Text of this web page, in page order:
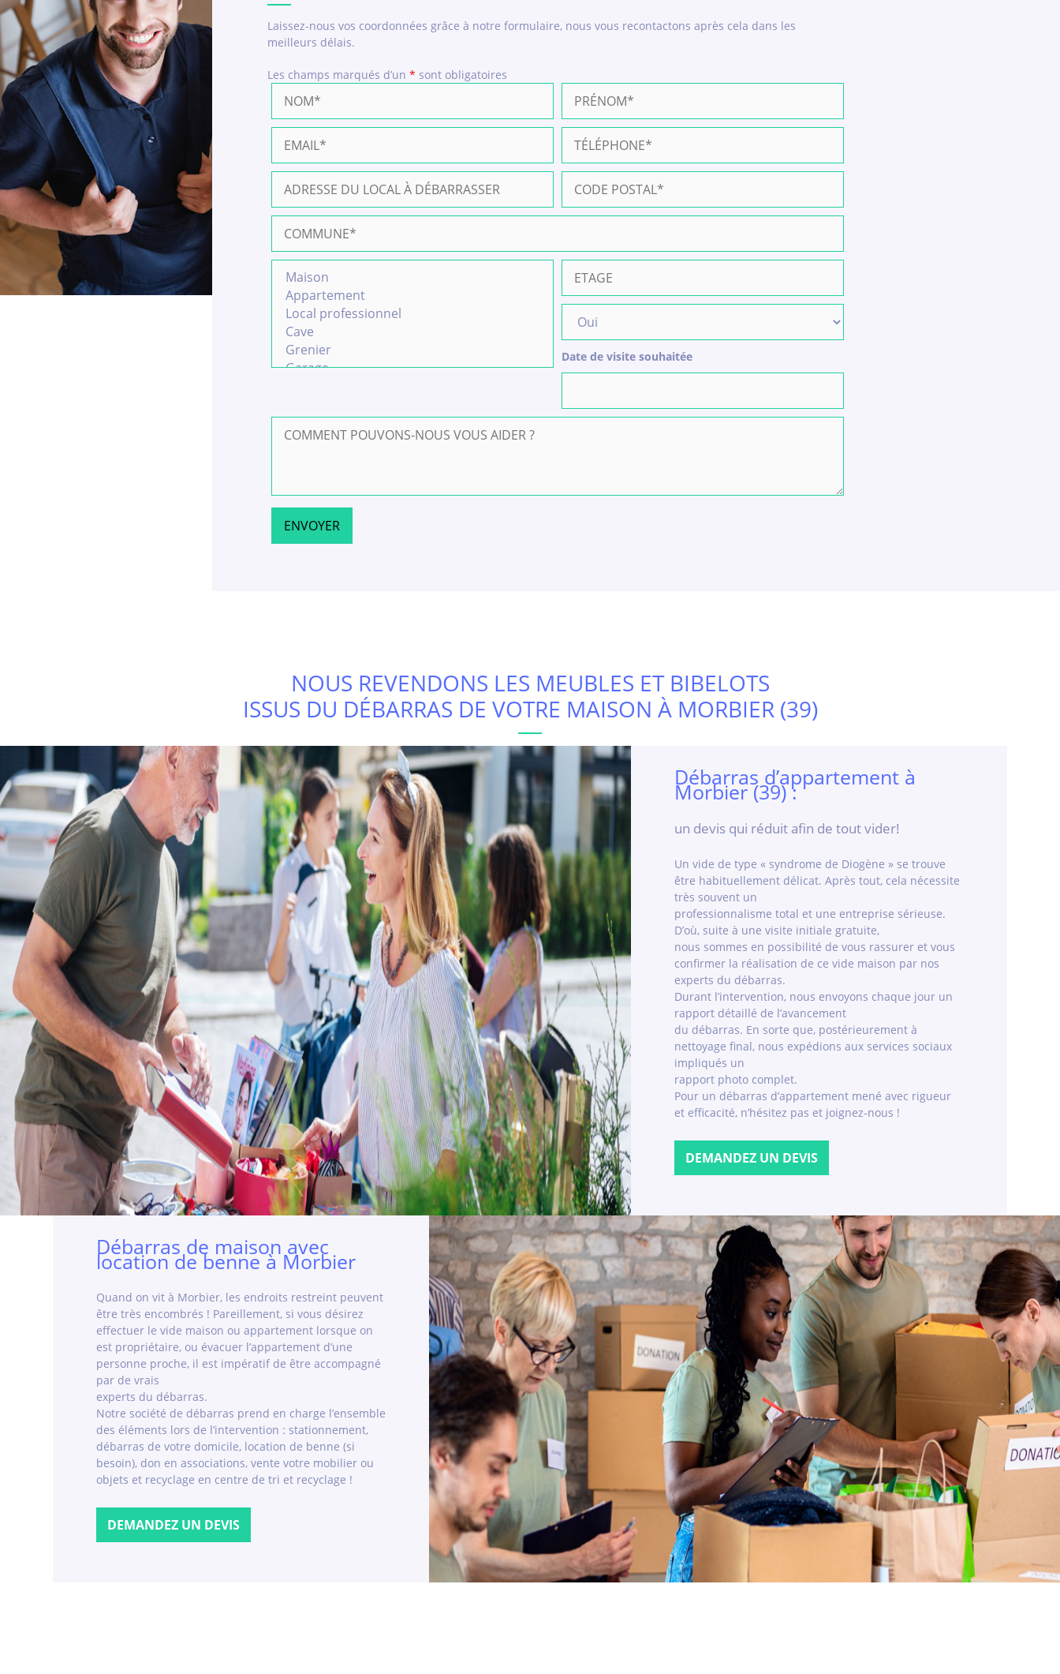
Laissez-nous vos coordonnées grâce à notre formulaire, nous vous recontactons après cela dans les
meilleurs délais.
Les champs marqués d’un * sont obligatoires
Date de visite souhaitée
NOUS REVENDONS LES MEUBLES ET BIBELOTS
ISSUS DU DÉBARRAS DE VOTRE MAISON À MORBIER (39)
Débarras d’appartement à
Morbier (39) :
un devis qui réduit afin de tout vider!
Un vide de type « syndrome de Diogène » se trouve
être habituellement délicat. Après tout, cela nécessite
très souvent un
professionnalisme total et une entreprise sérieuse.
D’où, suite à une visite initiale gratuite,
nous sommes en possibilité de vous rassurer et vous
confirmer la réalisation de ce vide maison par nos
experts du débarras.
Durant l’intervention, nous envoyons chaque jour un
rapport détaillé de l’avancement
du débarras. En sorte que, postérieurement à
nettoyage final, nous expédions aux services sociaux
impliqués un
rapport photo complet.
Pour un débarras d’appartement mené avec rigueur
et efficacité, n’hésitez pas et joignez-nous !
DEMANDEZ UN DEVIS
Débarras de maison avec
location de benne à Morbier
Quand on vit à Morbier, les endroits restreint peuvent
être très encombrés ! Pareillement, si vous désirez
effectuer le vide maison ou appartement lorsque on
est propriétaire, ou évacuer l’appartement d’une
personne proche, il est impératif de être accompagné
par de vrais
experts du débarras.
Notre société de débarras prend en charge l’ensemble
des éléments lors de l’intervention : stationnement,
débarras de votre domicile, location de benne (si
besoin), don en associations, vente votre mobilier ou
objets et recyclage en centre de tri et recyclage !
DEMANDEZ UN DEVIS